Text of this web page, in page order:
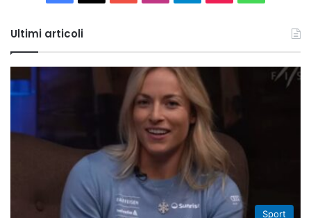
Ultimi articoli
Sport